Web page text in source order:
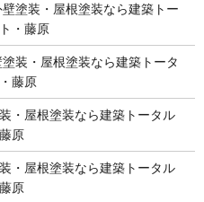
塗装・屋根塗装なら建築トー
・藤原
装・屋根塗装なら建築トータ
藤原
・屋根塗装なら建築トータル
原
・屋根塗装なら建築トータル
原